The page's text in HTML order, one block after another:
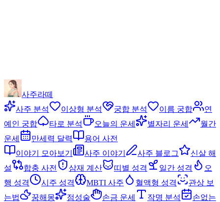
사주라떼
사주 분석
이상형 분석 궁합 분석 이름 궁합
연
예인 궁합
타로 분석 오늘의 운세 별자리 운세
월간
운세
만세력 달력
용어 사전
이야기 모아보기
사주 이야기 사주 블로그
신살 해
설
합충 사전 삼재 계산 띠별 성격 일간 성격
오
행 성격
시주 성격 MBTI 사주 혈액형 성격
관상 보
는법
꿈해몽 점성술 손금 운세 작명 분석
손없는